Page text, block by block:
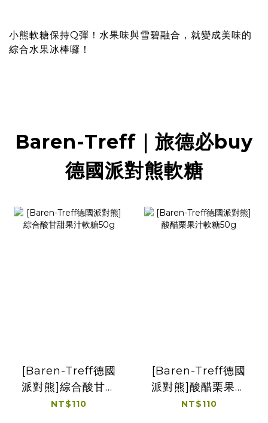
小熊軟糖保持Q彈！水果味與雪碧融合，就變成美味的
綜合水果冰棒囉！
Baren-Treff｜旅德必buy
德國派對熊軟糖
[Baren-Treff德國
派對熊]綜合酸甘甜
果汁軟糖50g
NT$110
[Baren-Treff德國
派對熊]酸醋栗果汁
軟糖50g
NT$110